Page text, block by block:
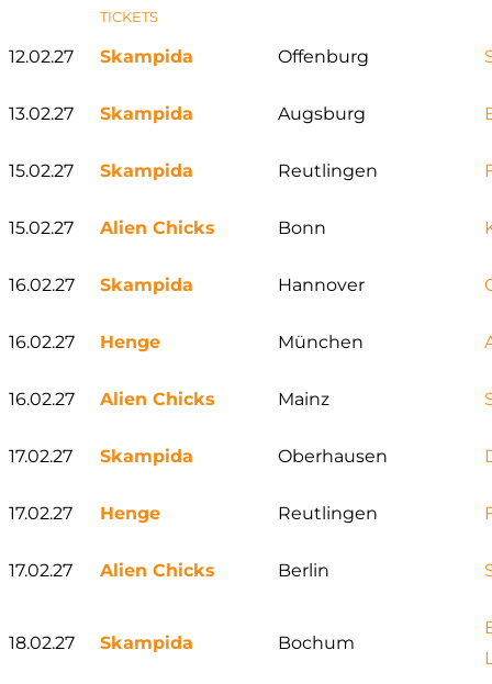
TICKETS
12.02.27 Skampida Offenburg
13.02.27 Skampida Augsburg
15.02.27 Skampida Reutlingen
15.02.27 Alien Chicks Bonn
16.02.27 Skampida Hannover
16.02.27 Henge München
16.02.27 Alien Chicks Mainz
17.02.27 Skampida Oberhausen
17.02.27 Henge Reutlingen
17.02.27 Alien Chicks Berlin
18.02.27 Skampida Bochum